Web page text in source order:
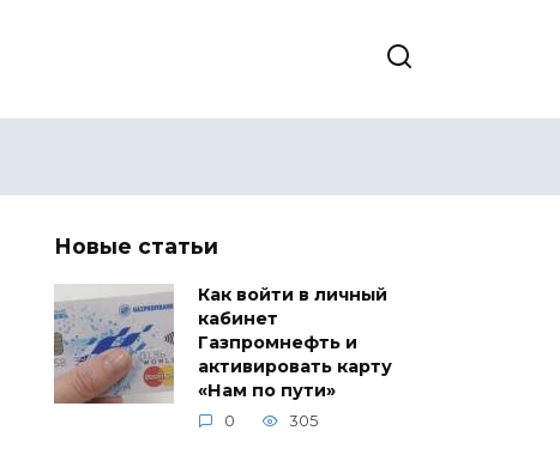
Новые статьи
Как войти в личный
кабинет
Газпромнефть и
активировать карту
«Нам по пути»
0 305